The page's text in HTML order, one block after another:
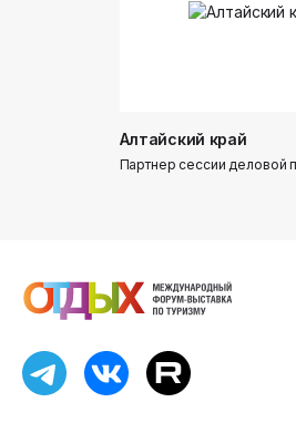
Алтайский край
Партнер сессии деловой